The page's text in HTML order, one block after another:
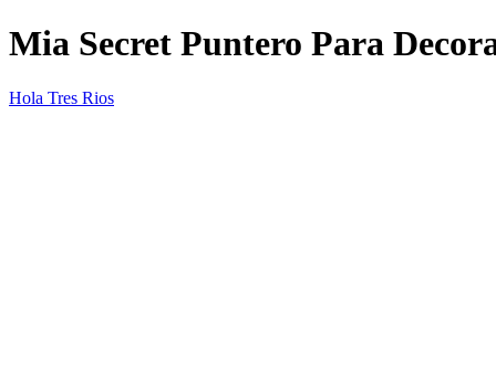
Mia Secret Puntero Para
Hola Tres Rios